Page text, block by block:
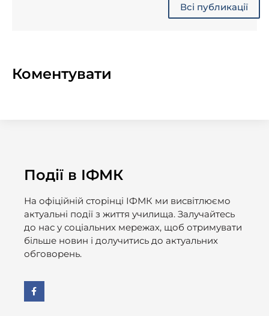
Всі публикації
Коментувати
Події в ІФМК
На офіційній сторінці ІФМК ми висвітлюємо
актуальні події з життя училища. Залучайтесь
до нас у соціальних мережах, щоб отримувати
більше новин і долучитись до актуальних
обговорень.